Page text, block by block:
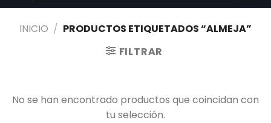
INICIO / PRODUCTOS ETIQUETADOS “ALMEJA”
FILTRAR
No se han encontrado productos que coincidan con
tu selección.